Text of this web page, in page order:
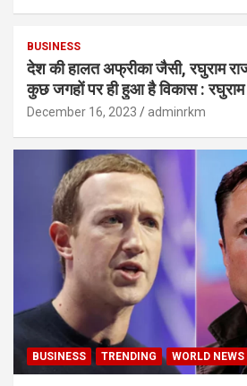
BUSINESS
देश की हालत अफ्रीका जैसी, रघुराम राजन
कुछ जगहों पर ही हुआ है विकास :
December 16, 2023 adminrkm
BUSINESS TRENDING WORLD NEWS